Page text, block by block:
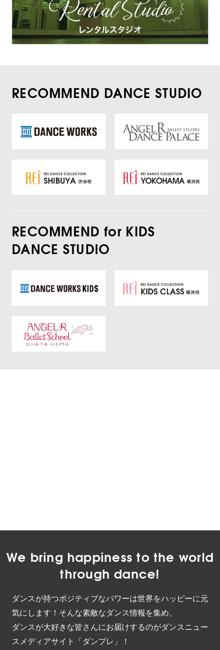
RECOMMEND DANCE STUDIO
RECOMMEND for KIDS
DANCE STUDIO
We bring happiness to the world
through dance!
ダンスが持つポジティブなパワーは世界をハッピーに元
気にします！そんな素敵なダンス情報を集め、
ダンスが大好きな皆さんにお届けするのがダンスニュー
スメディアサイト「ダンプレ」！